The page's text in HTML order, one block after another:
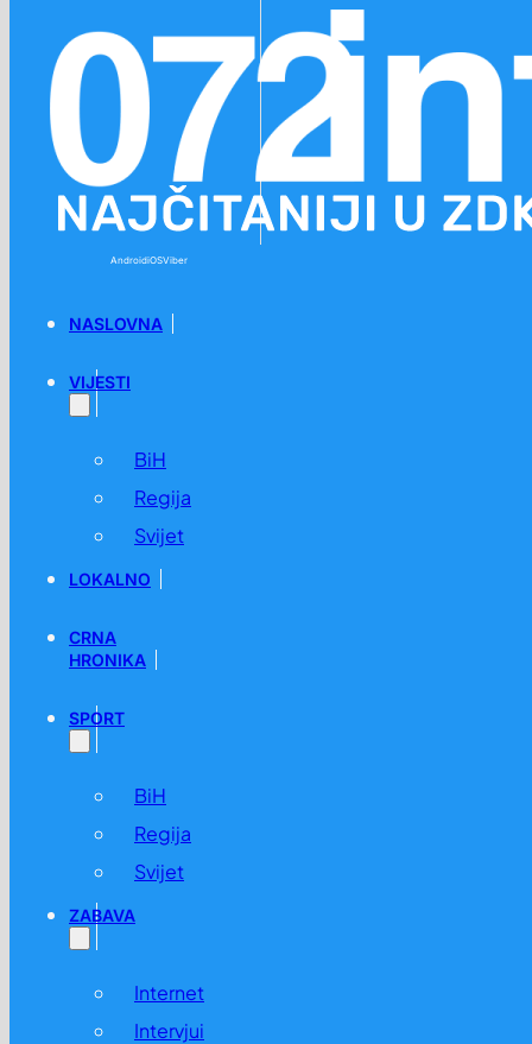
AndroidiOSViber
NASLOVNA
VIJESTI
BiH
Regija
Svijet
LOKALNO
CRNA
HRONIKA
SPORT
BiH
Regija
Svijet
ZABAVA
Internet
Intervjui